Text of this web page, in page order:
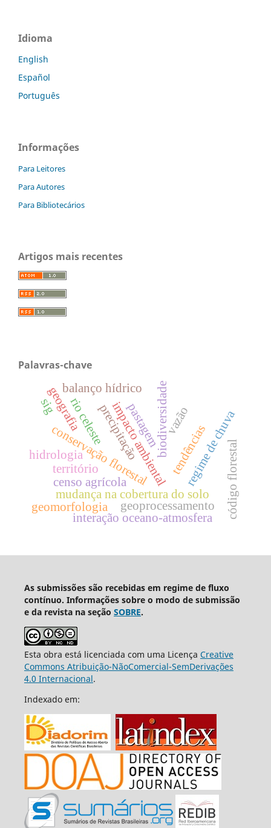
Idioma
English
Español
Português
Informações
Para Leitores
Para Autores
Para Bibliotecários
Artigos mais recentes
Palavras-chave
conservação florestal
impacto ambiental
censo agrícola
biodiversidade
mudança na cobertura do solo
rio celeste
tendências
precipitação vazão
balanço hídrico
geomorfologia geoprocessamento
hidrologia regime de chuva
interação oceano-atmosfera
território
pastagem
código florestal
geografia
sig
As submissões são recebidas em regime de fluxo
contínuo. Informações sobre o modo de submissão
e da revista na seção SOBRE.
Esta obra está licenciada com uma Licença Creative
Commons Atribuição-NãoComercial-SemDerivações
4.0 Internacional.
Indexado em: